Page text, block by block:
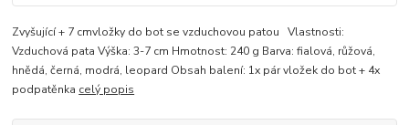
Zvyšující + 7 cmvložky do bot se vzduchovou patou Vlastnosti:
Vzduchová pata Výška: 3-7 cm Hmotnost: 240 g Barva: fialová, růžová,
hnědá, černá, modrá, leopard Obsah balení: 1x pár vložek do bot + 4x
podpatěnka celý popis